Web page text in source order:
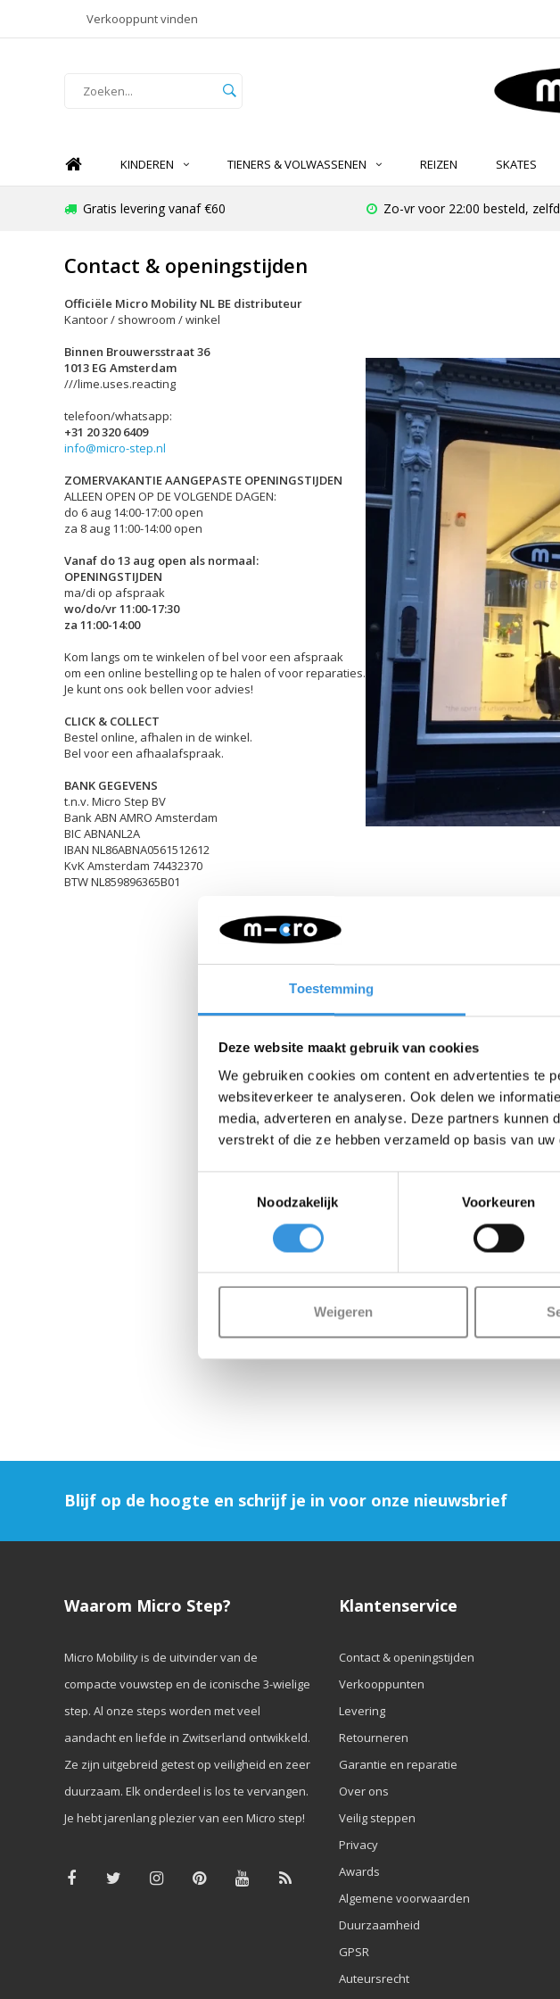
Toestemming
Deze website maakt gebruik van cookies
We gebruiken cookies om content en advertenties te
websiteverkeer te analyseren. Ook delen we
media, adverteren en analyse. Deze partners kunnen
verstrekt of die ze hebben verzameld op basis van
Noodzakelijk
Voorkeuren
Weigeren
Verkooppunt vinden
KINDEREN TIENERS & VOLWASSENEN REIZEN SKATES
Gratis levering vanaf €60 Zo-vr voor 22:00 besteld,
Contact & openingstijden
Officiële Micro Mobility NL BE distributeur
Kantoor / showroom / winkel
Binnen Brouwersstraat 36
1013 EG Amsterdam
///lime.uses.reacting
telefoon/whatsapp:
+31 20 320 6409
info@micro-step.nl
ZOMERVAKANTIE AANGEPASTE OPENINGSTIJDEN
ALLEEN OPEN OP DE VOLGENDE DAGEN:
do 6 aug 14:00-17:00 open
za 8 aug 11:00-14:00 open
Vanaf do 13 aug open als normaal:
OPENINGSTIJDEN
ma/di op afspraak
wo/do/vr 11:00-17:30
za 11:00-14:00
Kom langs om te winkelen of bel voor een afspraak
om een online bestelling op te halen of voor reparaties.
Je kunt ons ook bellen voor advies!
CLICK & COLLECT
Bestel online, afhalen in de winkel.
Bel voor een afhaalafspraak.
BANK GEGEVENS
t.n.v. Micro Step BV
Bank ABN AMRO Amsterdam
BIC ABNANL2A
IBAN NL86ABNA0561512612
KvK Amsterdam 74432370
BTW NL859896365B01
Blijf op de hoogte en schrijf je in voor onze nieuwsbrief
Waarom Micro Step?
Micro Mobility is de uitvinder van de
compacte vouwstep en de iconische 3-wielige
step. Al onze steps worden met veel
aandacht en liefde in Zwitserland ontwikkeld.
Ze zijn uitgebreid getest op veiligheid en zeer
duurzaam. Elk onderdeel is los te vervangen.
Je hebt jarenlang plezier van een Micro step!
Klantenservice
Contact & openingstijden
Verkooppunten
Levering
Retourneren
Garantie en reparatie
Over ons
Veilig steppen
Privacy
Awards
Algemene voorwaarden
Duurzaamheid
GPSR
Auteursrecht